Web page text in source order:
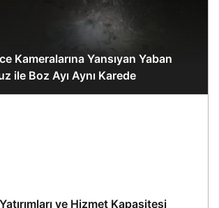
Kameralarına Yansıyan Yaban
ile Boz Ayı Aynı Karede
ve Hizmet Kapasitesi